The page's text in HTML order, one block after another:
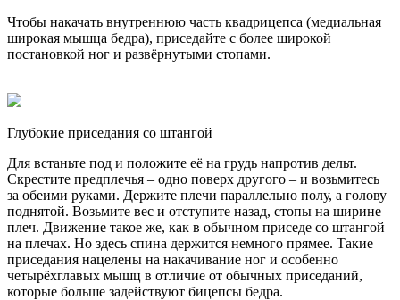
Чтобы накачать внутреннюю часть квадрицепса (медиальная
широкая мышца бедра), приседайте с более широкой
постановкой ног и развёрнутыми стопами.
Глубокие приседания со штангой
Для встаньте под и положите её на грудь напротив дельт.
Скрестите предплечья – одно поверх другого – и возьмитесь
за обеими руками. Держите плечи параллельно полу, а голову
поднятой. Возьмите вес и отступите назад, стопы на ширине
плеч. Движение такое же, как в обычном приседе со штангой
на плечах. Но здесь спина держится немного прямее. Такие
приседания нацелены на накачивание ног и особенно
четырёхглавых мышц в отличие от обычных приседаний,
которые больше задействуют бицепсы бедра.